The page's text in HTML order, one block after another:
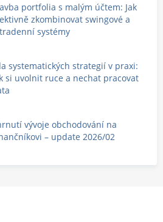
portfolia s malým účtem: Jak
zkombinovat swingové a
systémy
systematických strategií v praxi:
si uvolnit ruce a nechat pracovat
vývoje obchodování na
– update 2026/02